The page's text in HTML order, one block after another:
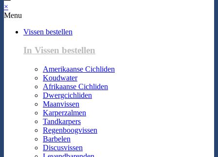
×
Menu
Vissen bestellen
In Vissen bestellen
Amerikaanse Cichliden
Koudwater
Afrikaanse Cichliden
Dwergcichliden
Maanvissen
Karperzalmen
Tandkarpers
Regenboogvissen
Barbelen
Discusvissen